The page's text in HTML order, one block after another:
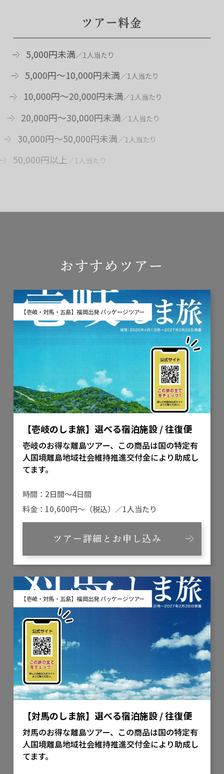
ツア ー料金
5,000円未満
5,000円～10,000円未満
10,000円～20,000円未満
20,000円～30,000円未満
30,000円～50,000円未満
50,000円以上
おすすめツアー
【壱岐・対馬・五島】福岡出発 パッケージツアー
【壱岐のしま旅】選べる宿泊施設 / 往復便
壱岐のお得な離島ツアー、この商品は国の特定有
人国境離島地域社会維持推進交付金により助成し
てます。
2日間～4日間
10,600円～（税込）／1人当たり
ツアー詳細とお申し込み
【壱岐・対馬・五島】福岡出発 パッケージツアー
【対馬のしま旅】選べる宿泊施設 / 往復便
対馬のお得な離島ツアー、この商品は国の特定有
人国境離島地域社会維持推進交付金により助成し
てます。